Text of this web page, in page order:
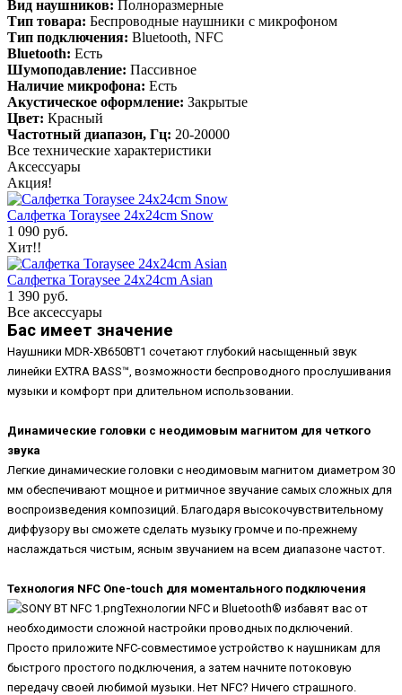
Вид наушников: Полноразмерные
Тип товара: Беспроводные наушники с микрофоном
Тип подключения: Bluetooth, NFC
Bluetooth: Есть
Шумоподавление: Пассивное
Наличие микрофона: Есть
Акустическое оформление: Закрытые
Цвет: Красный
Частотный диапазон, Гц: 20-20000
Все технические характеристики
Аксессуары
Акция!
Салфетка Toraysee 24x24cm Snow
1 090 руб.
Хит!!
Салфетка Toraysee 24x24cm Asian
1 390 руб.
Все аксессуары
Бас имеет значение
Наушники MDR-XB650BT1 сочетают глубокий насыщенный звук
линейки EXTRA BASS™, возможности беспроводного прослушивания
музыки и комфорт при длительном использовании.
Динамические головки с неодимовым магнитом для четкого
звука
Легкие динамические головки с неодимовым магнитом диаметром 30
мм обеспечивают мощное и ритмичное звучание самых сложных для
воспроизведения композиций. Благодаря высокочувствительному
диффузору вы сможете сделать музыку громче и по-прежнему
наслаждаться чистым, ясным звучанием на всем диапазоне частот.
Технология NFC One-touch для моментального подключения
Технологии NFC и Bluetooth® избавят вас от
необходимости сложной настройки проводных подключений.
Просто приложите NFC-совместимое устройство к наушникам для
быстрого простого подключения, а затем начните потоковую
передачу своей любимой музыки. Нет NFC? Ничего страшного.